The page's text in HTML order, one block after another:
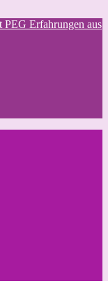
PEG Erfahrungen aus